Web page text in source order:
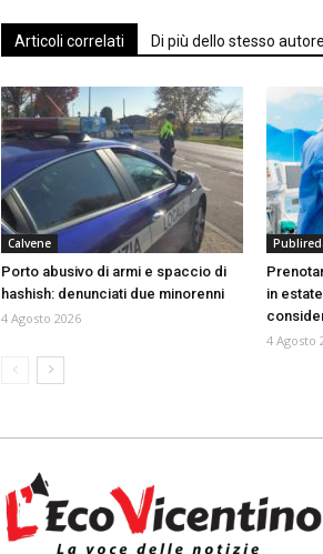
Articoli correlati Di più dello stesso autore
Calvene
Porto abusivo di armi e spaccio di
hashish: denunciati due minorenni
4 Agosto 2026
in
4 Agosto